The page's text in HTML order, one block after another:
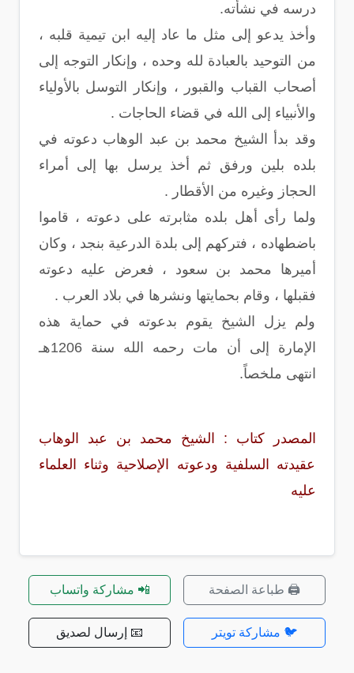
درسه في نشأته.
وأخذ يدعو إلى مثل ما عاد إليه ابن تيمية قلبه ،
من التوحيد بالعبادة لله وحده ، وإنكار التوجه إلى
أصحاب القباب والقبور ، وإنكار التوسل بالأولياء
والأنبياء إلى الله في قضاء الحاجات .
وقد بدأ الشيخ محمد بن عبد الوهاب دعوته في
بلده بلين ورفق ثم أخذ يرسل بها إلى أمراء
الحجاز وغيره من الأقطار .
ولما رأى أهل بلده مثابرته على دعوته ، قاموا
باضطهاده ، فتركهم إلى بلدة الدرعية بنجد ، وكان
أميرها محمد بن سعود ، فعرض عليه دعوته
فقبلها ، وقام بحمايتها ونشرها في بلاد العرب .
ولم يزل الشيخ يقوم بدعوته في حماية هذه
الإمارة إلى أن مات رحمه الله سنة 1206هـ
انتهى ملخصاً.
المصدر كتاب : الشيخ محمد بن عبد الوهاب
عقيدته السلفية ودعوته الإصلاحية وثناء العلماء
عليه
🖨️ طباعة الصفحة 📲 مشاركة واتساب
🐦 مشاركة تويتر 📧 إرسال لصديق